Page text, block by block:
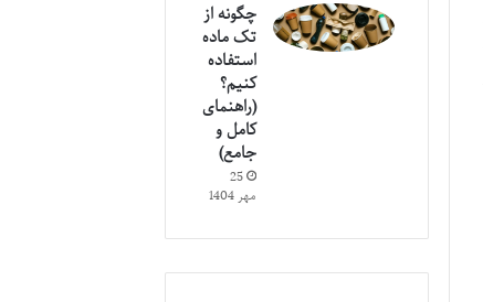
چگونه از
تک ماده
استفاده
کنیم؟
(راهنمای
کامل و
جامع)
25
مهر 1404